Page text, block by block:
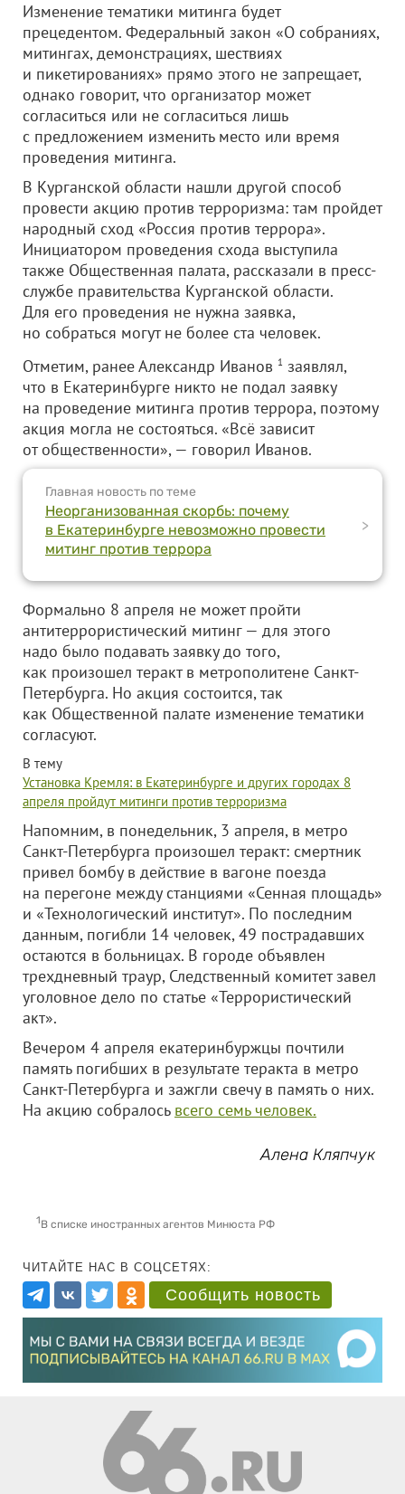
Изменение тематики митинга будет
прецедентом. Федеральный закон «О собраниях,
митингах, демонстрациях, шествиях
и пикетированиях» прямо этого не запрещает,
однако говорит, что организатор может
согласиться или не согласиться лишь
с предложением изменить место или время
проведения митинга.
В Курганской области нашли другой способ
провести акцию против терроризма: там пройдет
народный сход «Россия против террора».
Инициатором проведения схода выступила
также Общественная палата, рассказали в пресс-
службе правительства Курганской области.
Для его проведения не нужна заявка,
но собраться могут не более ста человек.
Отметим, ранее Александр Иванов 1 заявлял,
что в Екатеринбурге никто не подал заявку
на проведение митинга против террора, поэтому
акция могла не состояться. «Всё зависит
от общественности», — говорил Иванов.
Главная новость по теме
Неорганизованная скорбь: почему
в Екатеринбурге невозможно провести
митинг против террора
>
Формально 8 апреля не может пройти
антитеррористический митинг — для этого
надо было подавать заявку до того,
как произошел теракт в метрополитене Санкт-
Петербурга. Но акция состоится, так
как Общественной палате изменение тематики
согласуют.
В тему
Установка Кремля: в Екатеринбурге и других городах 8
апреля пройдут митинги против терроризма
Напомним, в понедельник, 3 апреля, в метро
Санкт-Петербурга произошел теракт: смертник
привел бомбу в действие в вагоне поезда
на перегоне между станциями «Сенная площадь»
и «Технологический институт». По последним
данным, погибли 14 человек, 49 пострадавших
остаются в больницах. В городе объявлен
трехдневный траур, Следственный комитет завел
уголовное дело по статье «Террористический
акт».
Вечером 4 апреля екатеринбуржцы почтили
память погибших в результате теракта в метро
Санкт-Петербурга и зажгли свечу в память о них.
На акцию собралось всего семь человек.
Алена Кляпчук
1В списке иностранных агентов Минюста РФ
ЧИТАЙТЕ НАС В СОЦСЕТЯХ:
Сообщить новость